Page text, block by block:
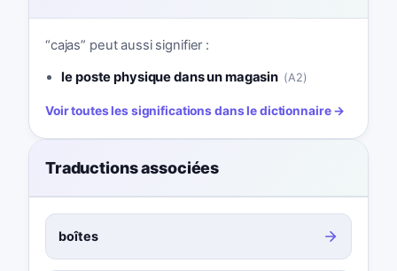
“cajas” peut aussi signifier :
le poste physique dans un magasin (A2)
Voir toutes les significations dans le dictionnaire →
Traductions associées
boîtes